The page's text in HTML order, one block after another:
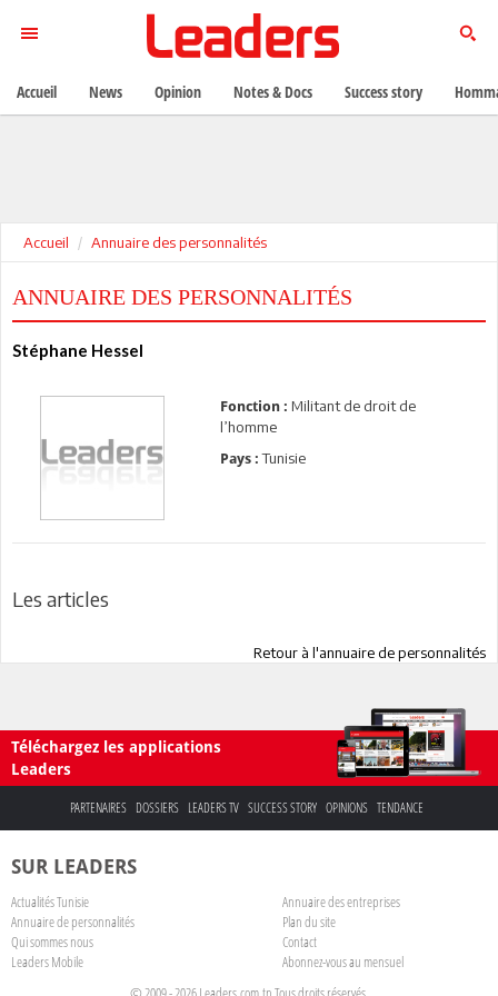
Accueil Annuaire des personnalités
ANNUAIRE DES PERSONNALITÉS
Stéphane Hessel
Fonction : Militant de droit de
l’homme
Pays : Tunisie
Les articles
Retour à l'annuaire de personnalités
Téléchargez les applications
Leaders
PARTENAIRES DOSSIERS LEADERS TV SUCCESS STORY OPINIONS TENDANCE
SUR LEADERS
Actualités Tunisie
Annuaire des entreprises
Annuaire de personnalités
Plan du site
Qui sommes nous
Contact
Leaders Mobile
Abonnez-vous au mensuel
Accueil News Opinion Notes & Docs Success story